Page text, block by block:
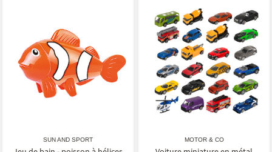
SUN AND SPORT MOTOR & CO